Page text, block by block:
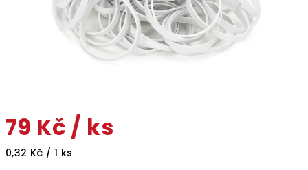
79 Kč / ks
Měrná
0,32 Kč / 1 ks